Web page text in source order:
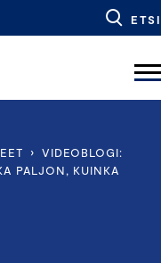
ETSI
› VIDEOBLOGI:
PALJON, KUINKA